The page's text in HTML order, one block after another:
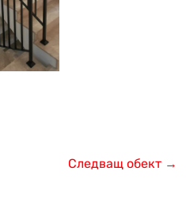
Следващ обект →